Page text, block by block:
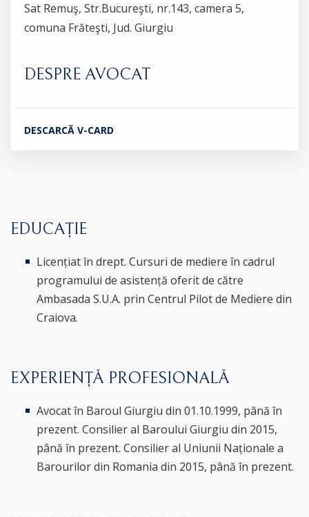
Sat Remuş, Str.Bucureşti, nr.143, camera 5,
comuna Frăteşti, Jud. Giurgiu
DESPRE AVOCAT
DESCARCĂ V-CARD
EDUCAȚIE
Licențiat în drept. Cursuri de mediere în cadrul
programului de asistență oferit de către
Ambasada S.U.A. prin Centrul Pilot de Mediere din
Craiova.
EXPERIENȚĂ PROFESIONALĂ
Avocat în Baroul Giurgiu din 01.10.1999, până în
prezent. Consilier al Baroului Giurgiu din 2015,
până în prezent. Consilier al Uniunii Naționale a
Barourilor din Romania din 2015, până în prezent.